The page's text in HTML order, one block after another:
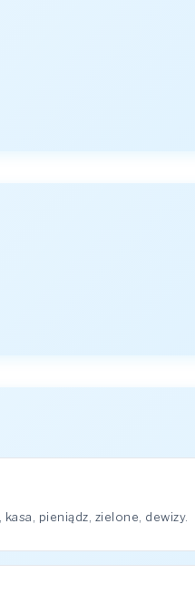
pieniądz, zielone, dewizy.